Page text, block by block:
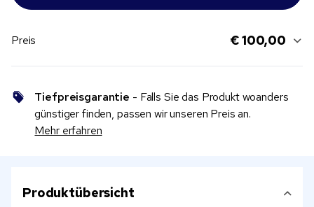
Preis € 100,00
Tiefpreisgarantie - Falls Sie das Produkt woanders
günstiger finden, passen wir unseren Preis an.
Mehr erfahren
Produktübersicht